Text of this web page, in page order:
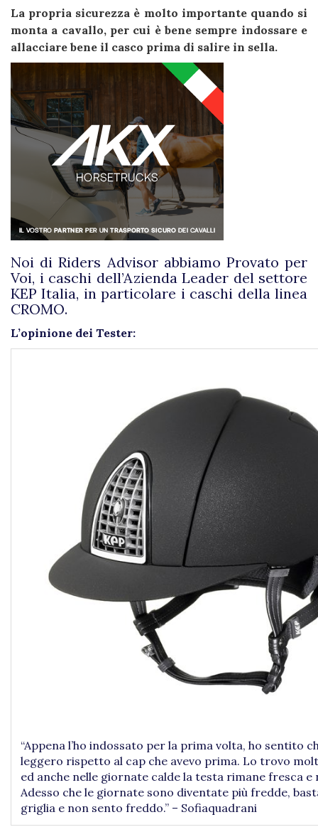
La propria sicurezza è molto importante quando si
monta a cavallo, per cui è bene sempre indossare e
allacciare bene il casco prima di salire in sella.
Noi di Riders Advisor abbiamo Provato per
Voi, i caschi dell’Azienda Leader del settore
KEP Italia, in particolare i caschi della linea
CROMO.
L’opinione dei Tester:
“Appena l’ho indossato per la prima volta, ho sentito
leggero rispetto al cap che avevo prima. Lo trovo
ed anche nelle giornate calde la testa rimane fresca e
Adesso che le giornate sono diventate più fredde,
griglia e non sento freddo.” – Sofiaquadrani